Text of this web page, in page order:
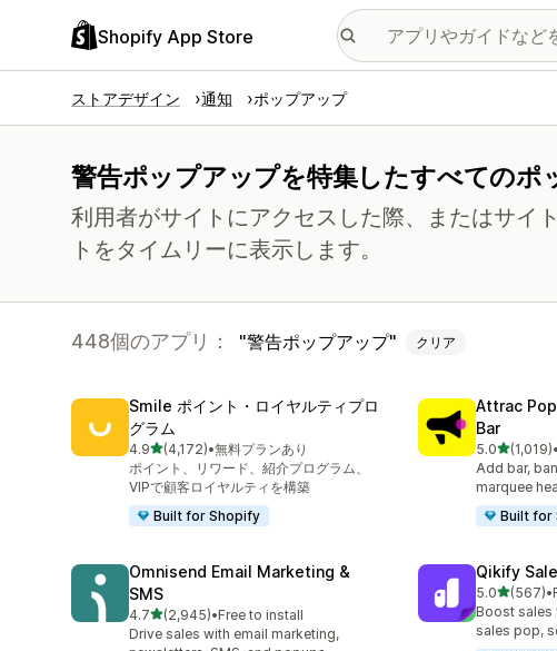
Shopify App Store
ストアデザイン 通知 ポップアップ
警告ポップアップを特集したすべてのポ
利用者がサイトにアクセスした際、またはサイ
トをタイムリーに表示します。
448個のアプリ： 警告ポップアップ クリア
Smile ポイント・ロイヤルティプロ
グラム
4.95つ星中
(4,172)
合計レビュー数：4172件
•無料プランあり
ポイント、リワード、紹介プログラム、
VIPで顧客ロイヤルティを構築
Built for Shopify
Attrac
Bar
5.05つ星中
(1,019)
合計レビュ •
Add bar,
marquee
Built for
Omnisend Email Marketing &
SMS
4.75つ星中
(2,945)
合計レビュー数：2945件
•Free to install
Drive sales with email marketing,
Qikify
5.05つ星中
(567)
合計レビュ•
Boost sales
sales pop,